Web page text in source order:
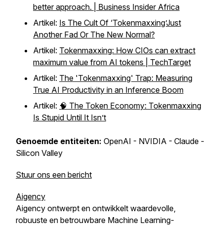
better approach. | Business Insider Africa
Artikel: Is The Cult Of ‘Tokenmaxxing’Just
Another Fad Or The New Normal?
Artikel: Tokenmaxxing: How CIOs can extract
maximum value from AI tokens | TechTarget
Artikel: The 'Tokenmaxxing' Trap: Measuring
True AI Productivity in an Inference Boom
Artikel: 🧠 The Token Economy: Tokenmaxxing
Is Stupid Until It Isn’t
Genoemde entiteiten: OpenAI - NVIDIA - Claude -
Silicon Valley
Stuur ons een bericht
Aigency
Aigency ontwerpt en ontwikkelt waardevolle,
robuuste en betrouwbare Machine Learning-